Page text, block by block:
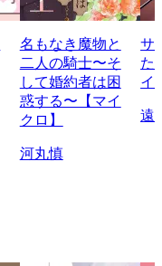
名もなき魔物と
二人の騎士〜そ
して婚約者は困
惑する〜【マイ
クロ】
河丸慎
サ
た
イ
遠